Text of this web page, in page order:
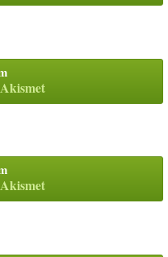
Akismet
Akismet